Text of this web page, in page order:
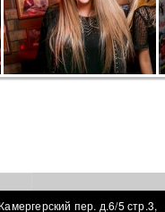
пер. д.6/5 стр.3,